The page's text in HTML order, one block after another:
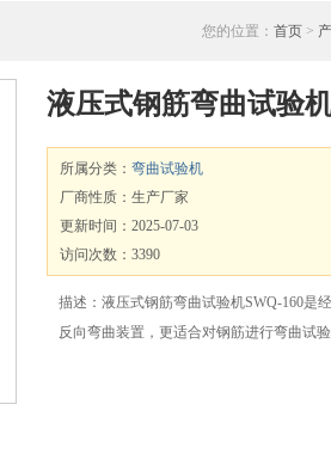
您的位置： 首页 >
液压式钢筋弯曲试验
所属分类： 弯曲试验机
厂商性质：生产厂家
更新时间：2025-07-03
访问次数：3390
描述：液压式钢筋弯曲试验机SWQ-160是
反向弯曲装置，更适合对钢筋进行弯曲试